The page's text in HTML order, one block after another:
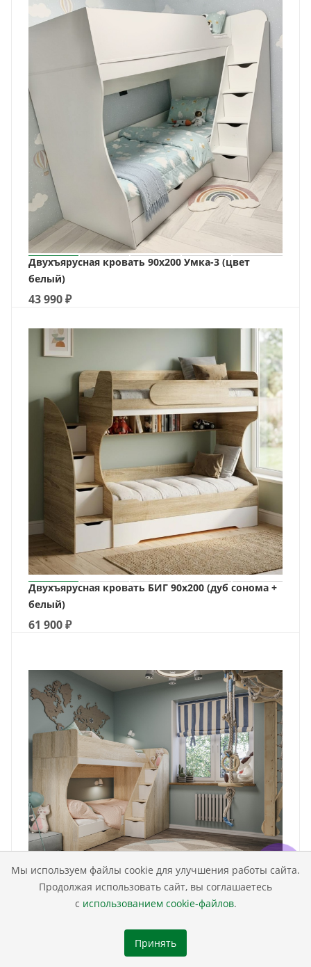
Мы используем файлы cookie для улучшения работы сайта.
Продолжая использовать сайт, вы соглашаетесь
с использованием cookie-файлов.
Принять
Двухъярусная кровать 90х200 Умка-3 (цвет
белый)
43 990₽
Двухъярусная кровать БИГ 90х200 (дуб сонома +
белый)
61 900₽
Кровать 2-х ярусная Умка-3 (дуб сонома + белый)